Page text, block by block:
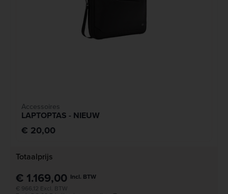
Accessoires
LAPTOPTAS - NIEUW
€ 20,00
Totaalprijs
€ 1.169,00 Incl. BTW
€ 966,12 Excl. BTW